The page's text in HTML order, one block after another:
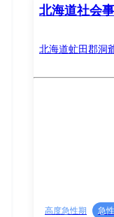
北海道社会
北海道虻田郡洞
高度急性期 急